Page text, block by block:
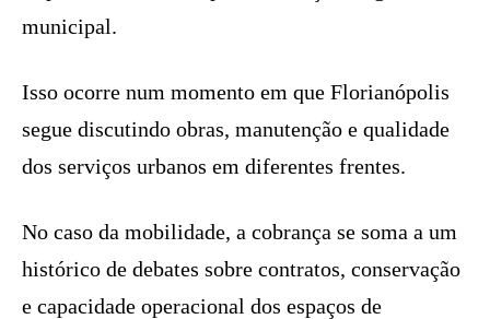
municipal.
Isso ocorre num momento em que Florianópolis
segue discutindo obras, manutenção e qualidade
dos serviços urbanos em diferentes frentes.
No caso da mobilidade, a cobrança se soma a um
histórico de debates sobre contratos, conservação
e capacidade operacional dos espaços de